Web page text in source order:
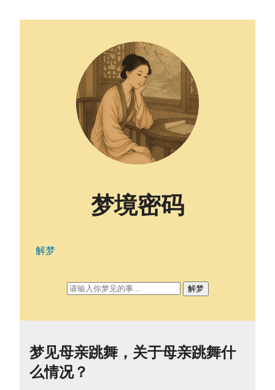
梦见母亲跳舞，关于母亲跳舞什
么情况？
梦境密码
解梦
解梦